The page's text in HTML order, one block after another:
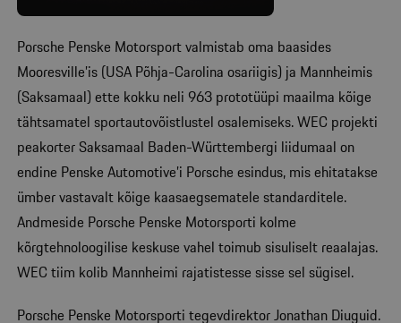
Porsche Penske Motorsport valmistab oma baasides
Mooresville’is (USA Põhja-Carolina osariigis) ja Mannheimis
(Saksamaal) ette kokku neli 963 prototüüpi maailma kõige
tähtsamatel sportautovõistlustel osalemiseks. WEC projekti
peakorter Saksamaal Baden-Württembergi liidumaal on
endine Penske Automotive’i Porsche esindus, mis ehitatakse
ümber vastavalt kõige kaasaegsematele standarditele.
Andmeside Porsche Penske Motorsporti kolme
kõrgtehnoloogilise keskuse vahel toimub sisuliselt reaalajas.
WEC tiim kolib Mannheimi rajatistesse sisse sel sügisel.
Porsche Penske Motorsporti tegevdirektor Jonathan Diuguid.